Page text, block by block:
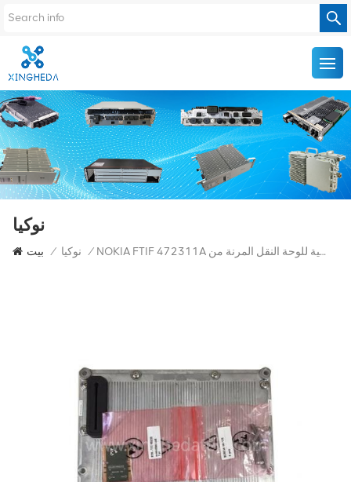
نوكيا
بيت / نوكيا / NOKIA FTIF 472311A وحدة النقل الفرعية للوحة النقل المرنة من Nokia